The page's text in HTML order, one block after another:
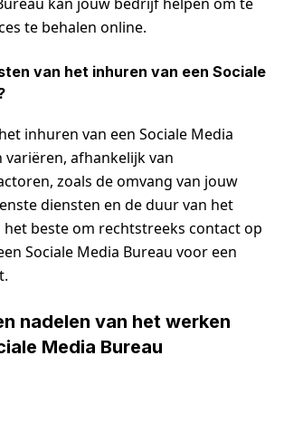
te behalen online.
van het inhuren van een Sociale
inhuren van een Sociale Media
variëren, afhankelijk van
zoals de omvang van jouw
diensten en de duur van het
beste om rechtstreeks contact op
Sociale Media Bureau voor een
nadelen van het werken
Media Bureau